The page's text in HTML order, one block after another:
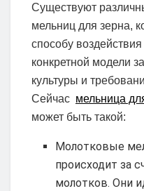
Существуют
мельниц для зерна,
способу
конкретной модели
культуры и
Сейчас мельница
может быть такой:
Молотковые
происходит за
молотков. Они